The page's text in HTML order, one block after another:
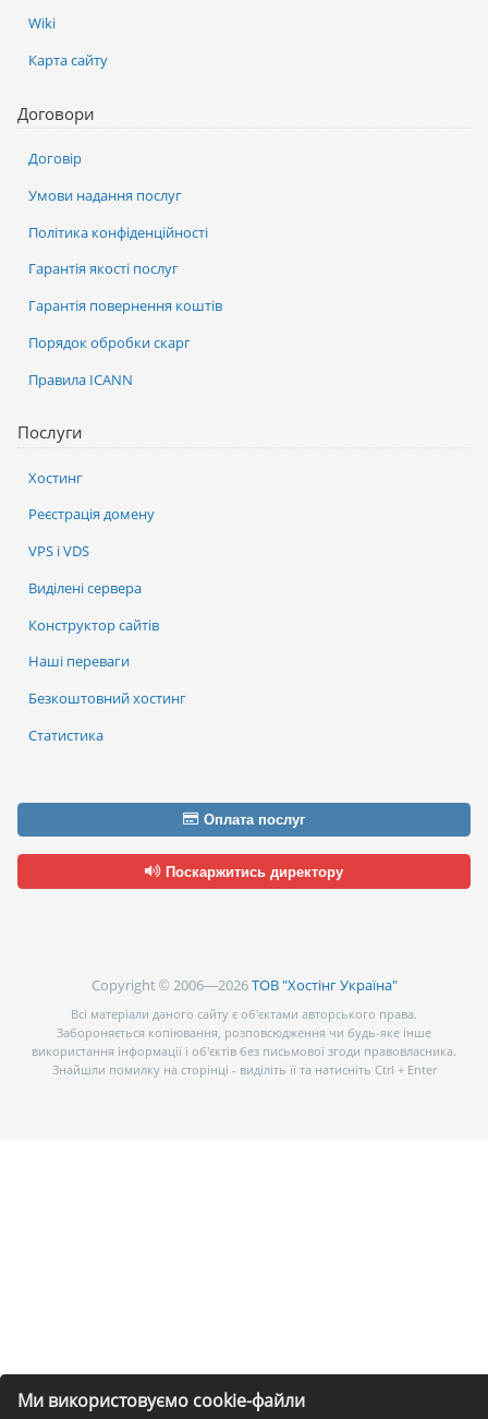
Ми використовуємо cookie-файли
Послуги
Хостинг
Реєстрація домену
VPS і VDS
Виділені сервера
Конструктор сайтів
Наші переваги
Безкоштовний хостинг
Статистика
Wiki
Карта сайту
Договори
Договір
Умови надання послуг
Політика конфіденційності
Гарантія якості послуг
Гарантія повернення коштів
Порядок обробки скарг
Правила ICANN
Оплата послуг
Поскаржитись директору
Copyright © 2006—2026ТОВ "Хостінг Україна"
Всі матеріали даного сайту є об’єктами авторського права.
Забороняється копіювання, розповсюдження чи будь-яке інше
використання інформації і об’єктів без письмової згоди правовласника.
Знайшли помилку на сторінці - виділіть її та натисніть Ctrl + Enter